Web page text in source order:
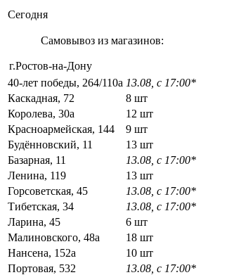
Сегодня
Самовывоз из магазинов:
г.Ростов-на-Дону
40-лет победы, 264/110а 13.08, с 17:00*
Каскадная, 72
8 шт
Королева, 30а
12 шт
Красноармейская, 144
9 шт
Будённовский, 11
13 шт
Базарная, 11
13.08, с 17:00*
Ленина, 119
13 шт
Горсоветская, 45
13.08, с 17:00*
Тибетская, 34
13.08, с 17:00*
Ларина, 45
6 шт
Малиновского, 48а
18 шт
Нансена, 152а
10 шт
Портовая, 532
13.08, с 17:00*